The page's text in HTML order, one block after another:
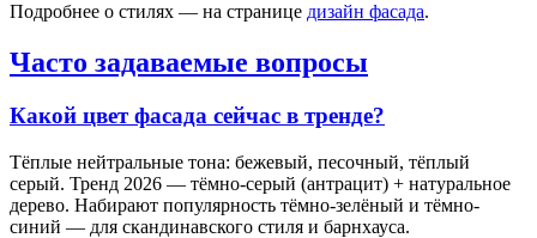
Подробнее о стилях — на странице дизайн фасада.
Часто задаваемые вопросы
Какой цвет фасада сейчас в тренде?
Тёплые нейтральные тона: бежевый, песочный, тёплый
серый. Тренд 2026 — тёмно-серый (антрацит) + натуральное
дерево. Набирают популярность тёмно-зелёный и тёмно-
синий — для скандинавского стиля и барнхауса.